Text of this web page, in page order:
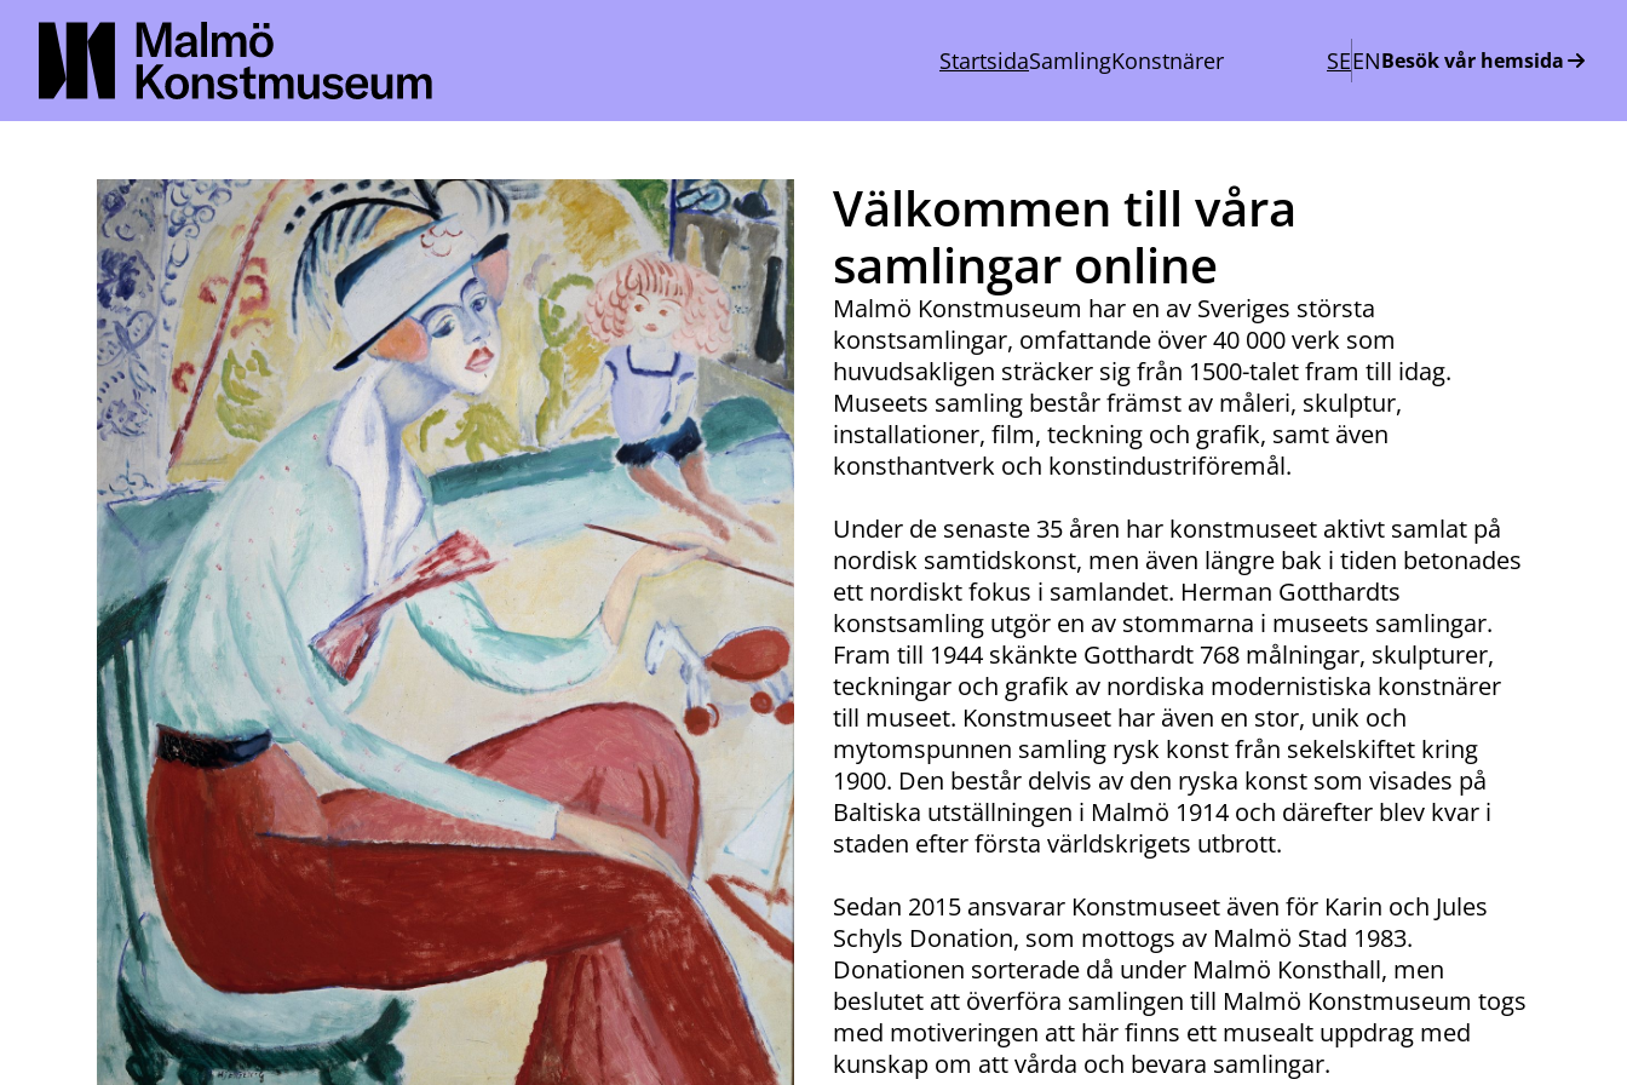
StartsidaSamlingKonstnärer SEENBesök vår hemsida
Välkommen till våra
samlingar online
Malmö Konstmuseum har en av Sveriges största
konstsamlingar, omfattande över 40 000 verk som
huvudsakligen sträcker sig från 1500-talet fram till idag.
Museets samling består främst av måleri, skulptur,
installationer, film, teckning och grafik, samt även
konsthantverk och konstindustriföremål.
Under de senaste 35 åren har konstmuseet aktivt samlat på
nordisk samtidskonst, men även längre bak i tiden betonades
ett nordiskt fokus i samlandet. Herman Gotthardts
konstsamling utgör en av stommarna i museets samlingar.
Fram till 1944 skänkte Gotthardt 768 målningar, skulpturer,
teckningar och grafik av nordiska modernistiska konstnärer
till museet. Konstmuseet har även en stor, unik och
mytomspunnen samling rysk konst från sekelskiftet kring
1900. Den består delvis av den ryska konst som visades på
Baltiska utställningen i Malmö 1914 och därefter blev kvar i
staden efter första världskrigets utbrott.
Sedan 2015 ansvarar Konstmuseet även för Karin och Jules
Schyls Donation, som mottogs av Malmö Stad 1983.
Donationen sorterade då under Malmö Konsthall, men
beslutet att överföra samlingen till Malmö Konstmuseum togs
med motiveringen att här finns ett musealt uppdrag med
kunskap om att vårda och bevara samlingar.